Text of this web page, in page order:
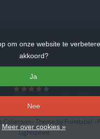
van11beoordelingen.Lees 11
om onze website te
akkoord?
Ja
Nee
Meer over cookies »
Collection - Theme by Frontlabel -
Lightspeed